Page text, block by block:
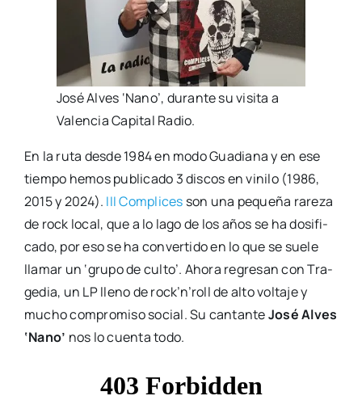
José Alves ‘Nano’, duran­te su visi­ta a
Valen­cia Capi­tal Radio.
En la ruta des­de 1984 en modo Gua­dia­na y en ese
tiem­po hemos publi­ca­do 3 dis­cos en vini­lo (1986,
2015 y 2024). III Com­pli­ces son una peque­ña rare­za
de rock local, que a lo lago de los años se ha dosi­fi­
ca­do, por eso se ha con­ver­ti­do en lo que se sue­le
lla­mar un ‘gru­po de cul­to’. Aho­ra regre­san con Tra­
ge­dia, un LP lleno de roc­k’­n’­roll de alto vol­ta­je y
mucho com­pro­mi­so social. Su can­tan­teJosé Alves
‘Nano’ nos lo cuen­ta todo.